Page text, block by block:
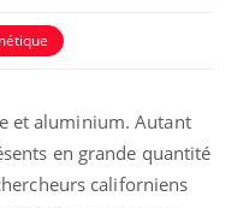
et aluminium. Autant
en grande quantité
californiens